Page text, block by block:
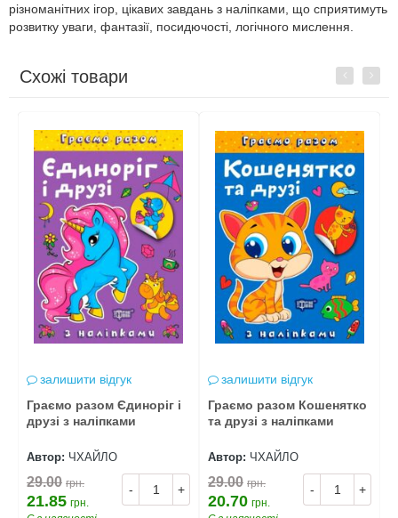
різноманітних ігор, цікавих завдань з наліпками, що сприятимуть
розвитку уваги, фантазії, посидючості, логічного мислення.
Схожі товари Previous
залишити відгук
Граємо разом Єдиноріг і
друзі з наліпками
Автор: ЧХАЙЛО
- +
29.00 грн.
21.85 грн.
залишити відгук
Граємо разом Кошенятко
та друзі з наліпками
Автор: ЧХАЙЛО
- +
29.00 грн.
20.70 грн.
Next